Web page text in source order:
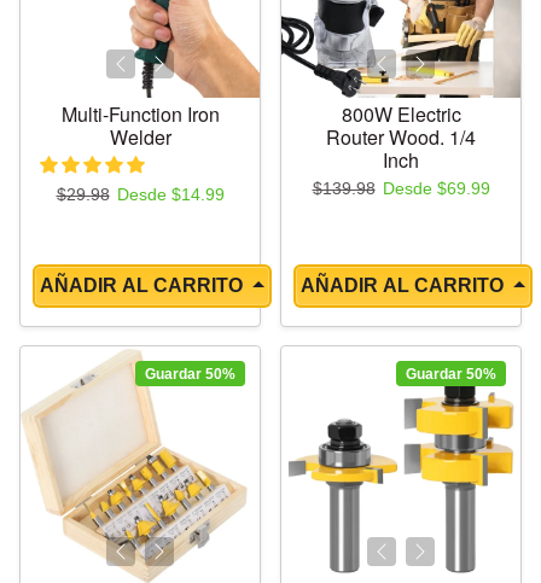
Multi-Function Iron
Welder
Precio regular
$29.98 Precio de oferta
Desde $14.99
AÑADIR AL CARRITO
800W Electric
Router Wood. 1/4
Inch
Precio regular
$139.98 Precio de oferta
Desde $69.99
AÑADIR AL CARRITO
Guardar 50% Guardar 50%